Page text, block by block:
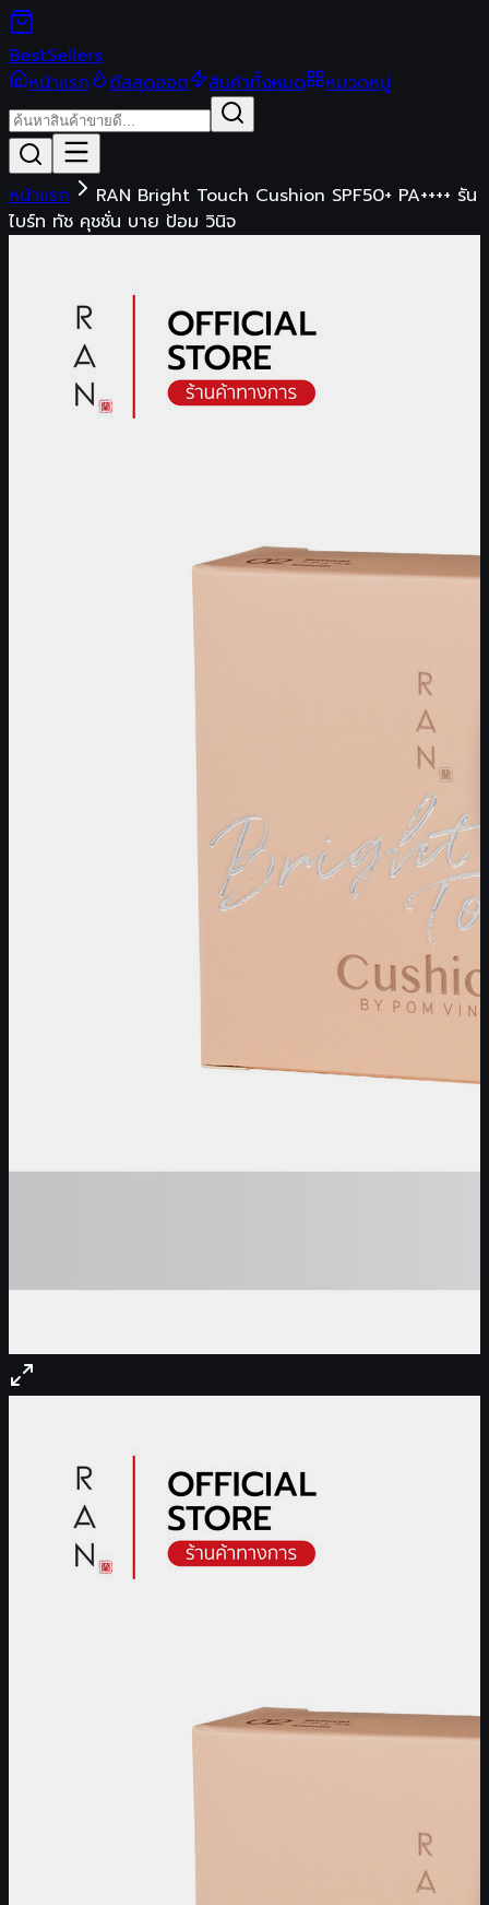
BestSellers
หน้าแรก
ดีลสุดฮอต สินค้าทั้งหมด หมวดหมู่
หน้าแรก
RAN Bright Touch Cushion SPF50+ PA++++ รัน
ไบร์ท ทัช คุชชั่น บาย ป้อม วินิจ